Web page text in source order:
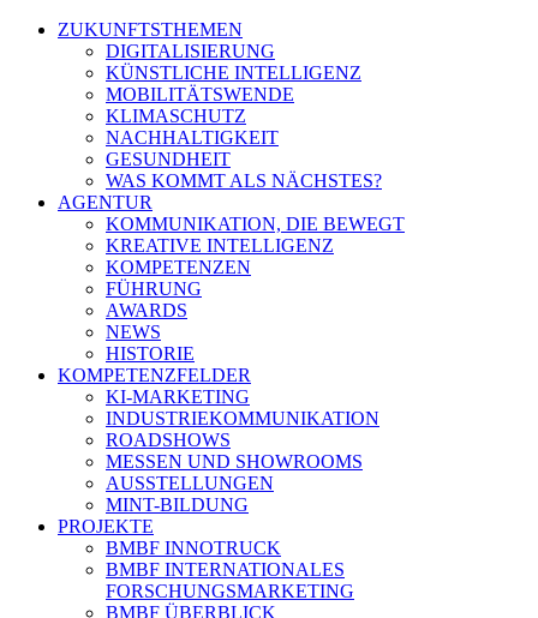
ZUKUNFTSTHEMEN
DIGITALISIERUNG
KÜNSTLICHE INTELLIGENZ
MOBILITÄTSWENDE
KLIMASCHUTZ
NACHHALTIGKEIT
GESUNDHEIT
WAS KOMMT ALS NÄCHSTES?
AGENTUR
KOMMUNIKATION, DIE BEWEGT
KREATIVE INTELLIGENZ
KOMPETENZEN
FÜHRUNG
AWARDS
NEWS
HISTORIE
KOMPETENZFELDER
KI-MARKETING
INDUSTRIEKOMMUNIKATION
ROADSHOWS
MESSEN UND SHOWROOMS
AUSSTELLUNGEN
MINT-BILDUNG
PROJEKTE
BMBF INNOTRUCK
BMBF INTERNATIONALES
FORSCHUNGSMARKETING
BMBF ÜBERBLICK